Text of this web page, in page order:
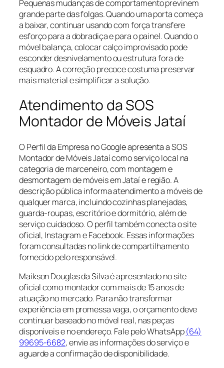
Pequenas mudanças de comportamento previnem
grande parte das folgas. Quando uma porta começa
a baixar, continuar usando com força transfere
esforço para a dobradiça e para o painel. Quando o
móvel balança, colocar calço improvisado pode
esconder desnivelamento ou estrutura fora de
esquadro. A correção precoce costuma preservar
mais material e simplificar a solução.
Atendimento da SOS
Montador de Móveis Jataí
O Perfil da Empresa no Google apresenta a SOS
Montador de Móveis Jataí como serviço local na
categoria de marceneiro, com montagem e
desmontagem de móveis em Jataí e região. A
descrição pública informa atendimento a móveis de
qualquer marca, incluindo cozinhas planejadas,
guarda-roupas, escritório e dormitório, além de
serviço cuidadoso. O perfil também conecta o site
oficial, Instagram e Facebook. Essas informações
foram consultadas no link de compartilhamento
fornecido pelo responsável.
Maikson Douglas da Silva é apresentado no site
oficial como montador com mais de 15 anos de
atuação no mercado. Para não transformar
experiência em promessa vaga, o orçamento deve
continuar baseado no móvel real, nas peças
disponíveis e no endereço. Fale pelo WhatsApp(64)
99695-6682, envie as informações do serviço e
aguarde a confirmação de disponibilidade.